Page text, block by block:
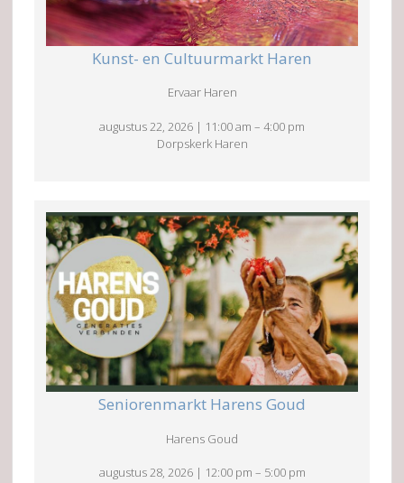
Kunst- en Cultuurmarkt Haren
Ervaar Haren
augustus 22, 2026 | 11:00 am – 4:00 pm
Dorpskerk Haren
Seniorenmarkt Harens Goud
Harens Goud
augustus 28, 2026 | 12:00 pm – 5:00 pm